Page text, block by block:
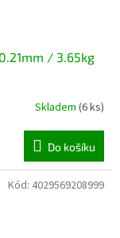
/ 3.65kg
Skladem (6 ks)
Do košíku
Kód: 4029569208999